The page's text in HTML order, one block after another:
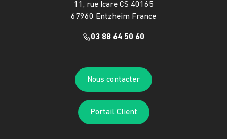
11, rue Icare CS 40165
67960 Entzheim France
03 88 64 50 60
Nous contacter
Portail Client